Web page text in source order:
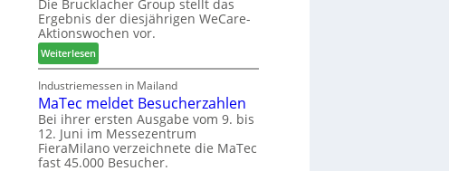
s
f
ü
h
r
e
r
e
n
ü
r
P
l
a
n
t
l
l
-
F
r
ä
s
e
r
Die Brucklacher Group stellt das
Ergebnis der diesjährigen WeCare-
Aktionswochen vor.
Weiterlesen:
W
e
C
a
r
e
-
Industriemessen in Mailand
MaTec meldet Besucherzahlen
Bei ihrer ersten Ausgabe vom 9. bis
12. Juni im Messezentrum
FieraMilano verzeichnete die MaTec
fast 45.000 Besucher.